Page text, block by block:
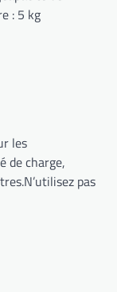
: 5 kg
les
de charge,
pas